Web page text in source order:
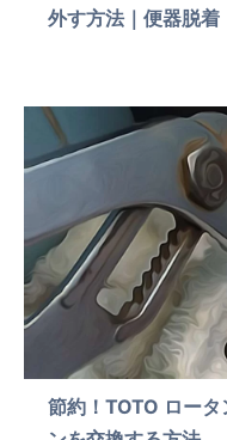
外す方法｜便器脱着
節約！TOTO ロー